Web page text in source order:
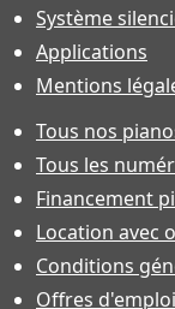
Système
Applications
Mentions
Tous nos
Tous les
Financement
Location avec
Conditions
Offres